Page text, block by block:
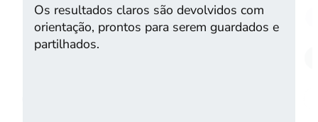
Os resultados claros são devolvidos com
orientação, prontos para serem guardados e
partilhados.